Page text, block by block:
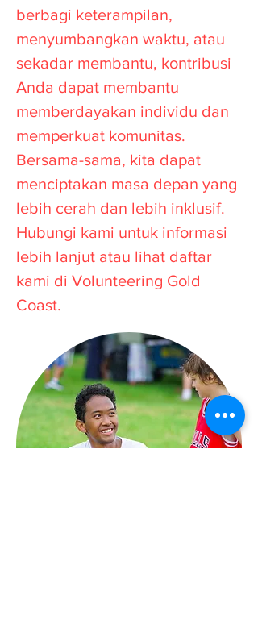
berbagi keterampilan,
menyumbangkan waktu, atau
sekadar membantu, kontribusi
Anda dapat membantu
memberdayakan individu dan
memperkuat komunitas.
Bersama-sama, kita dapat
menciptakan masa depan yang
lebih cerah dan lebih inklusif.
Hubungi kami untuk informasi
lebih lanjut atau lihat daftar
kami di Volunteering Gold
Coast.